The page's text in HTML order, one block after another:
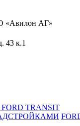
«Авилон АГ»
43 к.1
FORD TRANSIT